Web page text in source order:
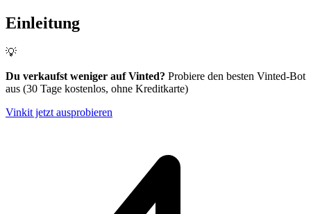
Einleitung
💡
Du verkaufst weniger auf Vinted? Probiere den besten Vinted-Bot
aus (30 Tage kostenlos, ohne Kreditkarte)
Vinkit jetzt ausprobieren